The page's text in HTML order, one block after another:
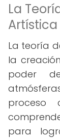
La
Artística
La teoría
la
poder
proceso
para